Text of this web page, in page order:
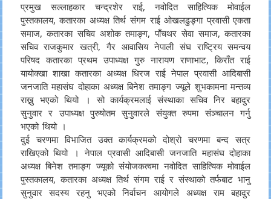
प्रमुख सल्लाहकार चन्द्रशेर राई, नवोदित साहित्यिक मोवाईल
पुस्तकालय, कतारका अध्यक्ष तिर्थ संगम राई ओखलढुङ्गा प्रवासी एकता
समाज, कतारका सचिव अशोक तमाङ्ग, पाँचथर सेवा समाज, कतारका
सचिव राजकुमार खत्री, गैर आवासिय नेपाली संघ राष्ट्रिय समन्वय
परिषद कतारका प्रथम उपाध्यक्ष गुरु नारायण राणाभाट, किराँत राई
यायोक्खा शाखा कतारका अध्यक्ष धिरज राई नेपाल प्रवासी आदिबासी
जनजाति महासंघ दोहाका अध्यक्ष बिनेश तमाङ्ग ज्यूले शुभकामना मन्तव्य
राख्नु भएको थियो । सो कार्यक्रमलाई संस्थाका सचिव निर बहादुर
सुनुवार र उपाध्यक्ष पुरुषोतम सुनुवारले संयुक्त रुपमा संञ्चालन गर्नु
भएको थियो ।
दुई चरणमा विभाजित उक्त कार्यक्रमको दोश्रो चरणमा बन्द सत्र
राखिएको थियो । नेपाल प्रवासी आदिबासी जनजाति महासंघ दोहाका
अध्यक्ष बिनेश तमाङ्ग ज्यूको संयोजकत्वमा नवोदित साहित्यिक मोवाईल
पुस्तकालय, कतारका अध्यक्ष तिर्थ संगम राई र संस्थाको तर्फबाट भानु
सुनुवार सदस्य रहनु भएको निर्वाचन आयोगले अध्यक्ष राम बहादुर